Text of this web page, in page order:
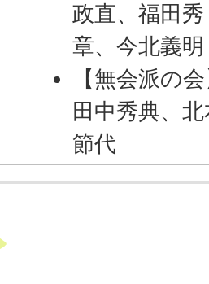
政直、福田秀
章、今北義明
【無会派の
田中秀典、
節代